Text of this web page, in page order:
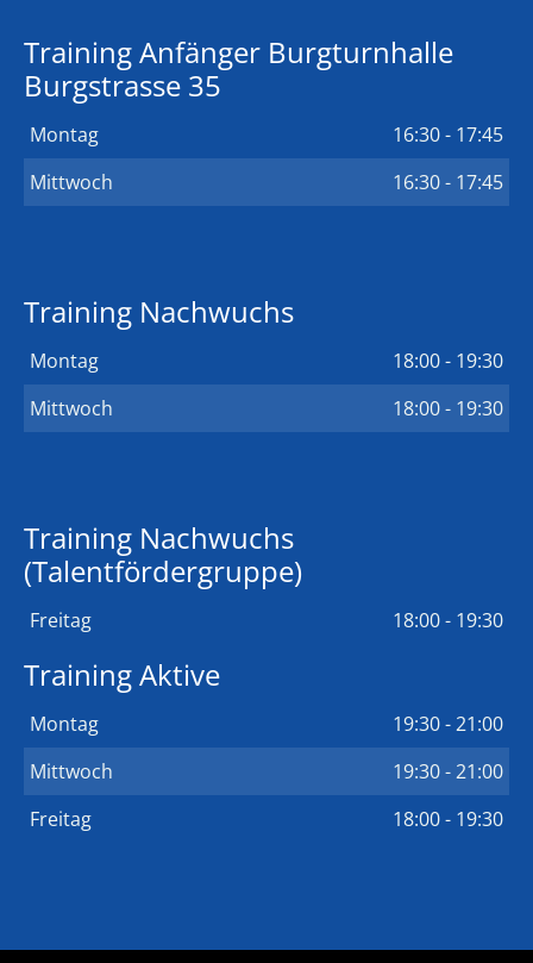
Training Anfänger Burgturnhalle
Burgstrasse 35
Montag
16:30 - 17:45
Mittwoch
16:30 - 17:45
Training Nachwuchs
Montag
18:00 - 19:30
Mittwoch
18:00 - 19:30
Training Nachwuchs
(Talentfördergruppe)
Freitag 18:00 - 19:30
Training Aktive
Montag
19:30 - 21:00
Mittwoch
19:30 - 21:00
Freitag
18:00 - 19:30